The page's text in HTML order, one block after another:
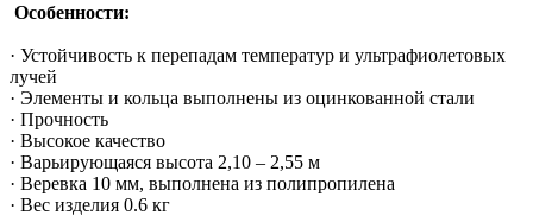
Особенности:
· Устойчивость к перепадам температур и ультрафиолетовых
лучей
· Элементы и кольца выполнены из оцинкованной стали
· Прочность
· Высокое качество
· Варьирующаяся высота 2,10 – 2,55 м
· Веревка 10 мм, выполнена из полипропилена
· Вес изделия 0.6 кг